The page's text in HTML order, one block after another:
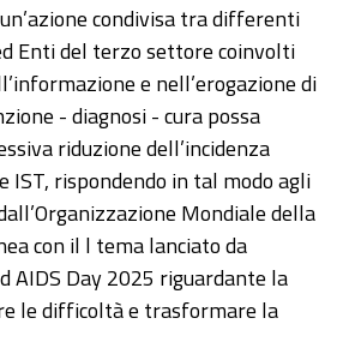
condivisa tra differenti
Enti del terzo settore coinvolti
e nell’erogazione di
- diagnosi - cura possa
riduzione dell’incidenza
IST, rispondendo in tal modo agli
Mondiale della
con il l tema lanciato da
AIDS Day 2025 riguardante la
le difficoltà e trasformare la